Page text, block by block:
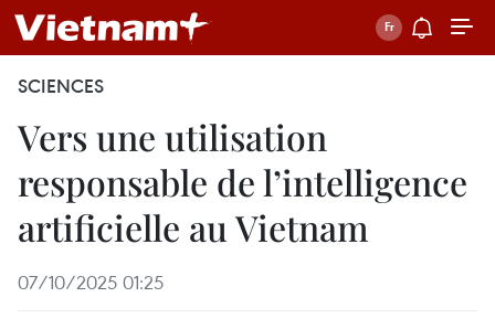
SCIENCES
Vers une utilisation
responsable de l’intelligence
artificielle au Vietnam
07/10/2025 01:25